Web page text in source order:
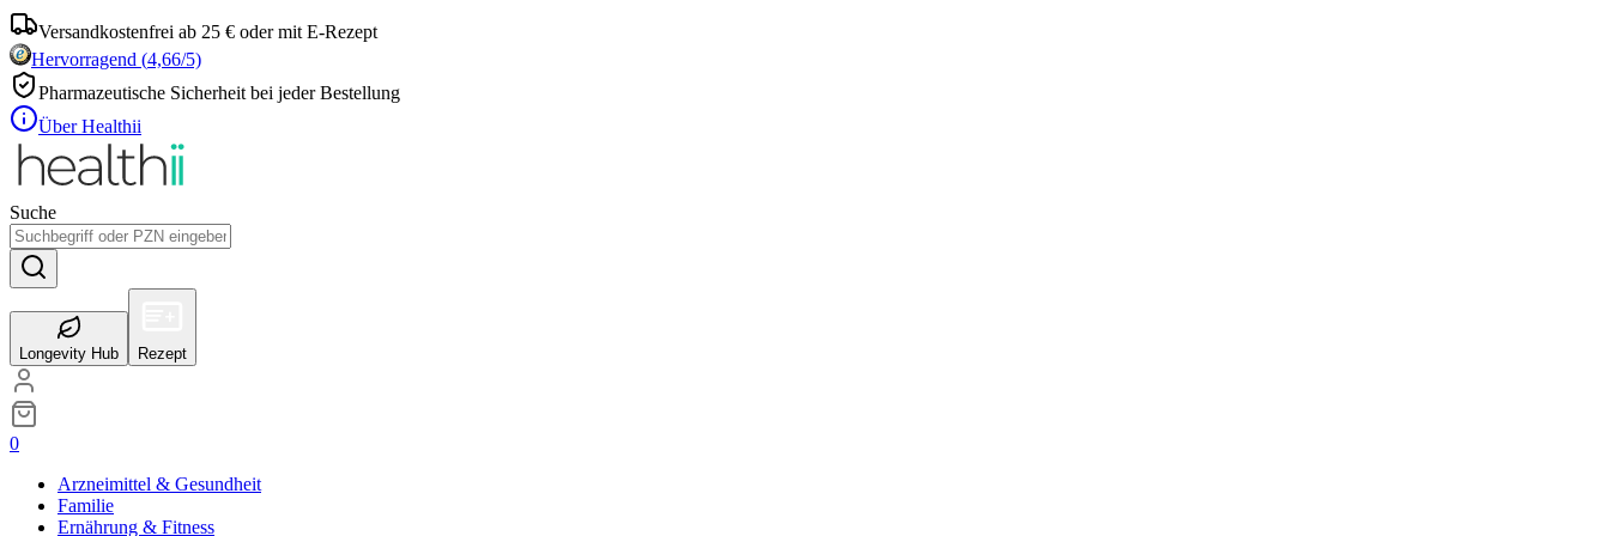
Versandkostenfrei ab 25 € oder mit E-Rezept
Hervorragend (4,66/5)
Pharmazeutische Sicherheit bei jeder Bestellung
Über Healthii
Suche
Longevity Hub Rezept
0
Arzneimittel & Gesundheit
Familie
Ernährung & Fitness